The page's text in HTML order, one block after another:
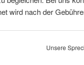
wird nach der
Unsere